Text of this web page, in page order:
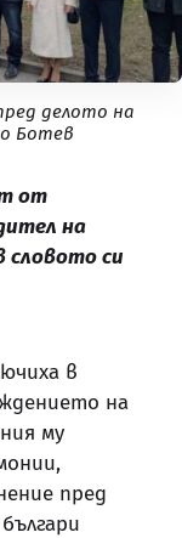
делото на
Ботев
от
на
словото си
в
на
му
пред